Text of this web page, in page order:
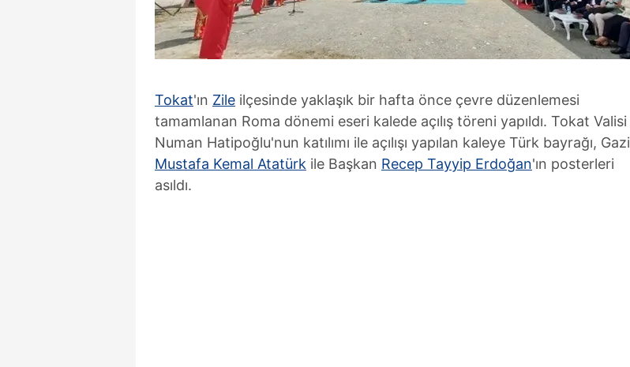
Tokat'ın Zile ilçesinde yaklaşık bir hafta önce çevre düzenlemesi
tamamlanan Roma dönemi eseri kalede açılış töreni yapıldı. Tokat Valisi
Numan Hatipoğlu'nun katılımı ile açılışı yapılan kaleye Türk bayrağı, Gazi
Mustafa Kemal Atatürk ile Başkan Recep Tayyip Erdoğan'ın posterleri
asıldı.